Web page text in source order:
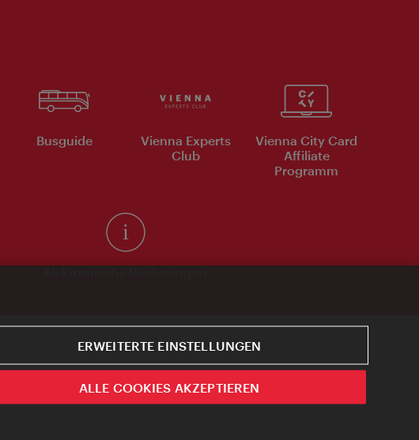
Busguide
Vienna Experts
Club
Vienna City Card
Affiliate
Programm
ERWEITERTE EINSTELLUNGEN
ALLE COOKIES AKZEPTIEREN